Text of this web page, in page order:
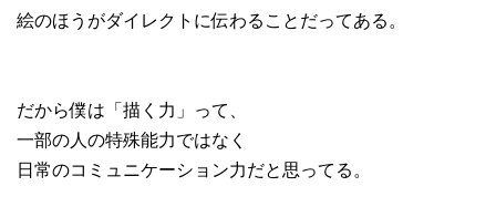
絵のほうがダイレクトに伝わることだってある。
だから僕は「描く力」って、
一部の人の特殊能力ではなく
日常のコミュニケーション力だと思ってる。